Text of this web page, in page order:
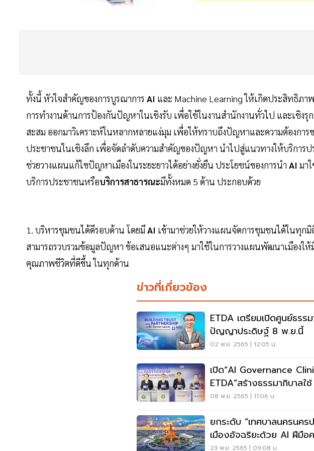
ทั้งนี้ หัวใจสำคัญของการบูรณาการ AI และ Machine Learning ให้เกิดประสิทธิภ
การทำงานด้านการป้องกันปัญหาในเชิงรับ เพื่อใช้ในงานสำนักงานทั่วไป และเชิง
สะสม ออกมาวิเคราะห์ในหลากหลายแง่มุม เพื่อให้ทราบถึงปัญหาและความต้องการ
ประชาชนในเชิงลึก เพื่อจัดลำดับความสำคัญของปัญหา นำไปสู่แนวทางให้บริการ
ช่วยวางแผนแก้ไขปัญหาเมืองในระยะยาวได้อย่างยั่งยืน ประโยชน์ของการนำ AI มา
บริการประชาชนหรือบริการสาธารณะมีทั้งหมด 5 ด้าน ประกอบด้วย
1. บริหารชุมชนได้ดีรอบด้าน โดยมีAI เข้ามาช่วยให้วางแผนจัดการชุมชนได้ในทุก
สามารถรวบรวมข้อมูลปัญหา ข้อเสนอแนะต่างๆ มาใช้ในการวางแผนพัฒนาเมืองใ
คุณภาพชีวิตที่ดีขึ้น ในทุกด้าน
ข่าวที่เกี่ยวข้อง
ETDA เตรียมเปิดศูนย์ธรร
ปัญญาประดิษฐ์ 8 พ.ย.นี้
02 พ.ย. 2565 | 12:05 น.
เปิด“AI Governance
ETDA”สร้างธรรมาภิบาลใ
แพทย์
08 พ.ย. 2565 | 11:06 น.
ยกระดับ “เทศบาลนครนคร
เมืองอัจฉริยะด้วย AI ฝีมือ
23 พ.ย. 2565 | 09:08 น.